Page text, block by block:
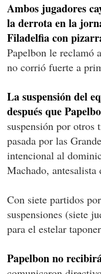
Ambos jugadores
la derrota en la
Filadelfia con
Papelbon le reclamó
no corrió fuerte a
La suspensión del
después que
suspensión por otros
pasada por las
intencional al
Machado,
Con siete partidos
suspensiones (siete
para el estelar
Papelbon no